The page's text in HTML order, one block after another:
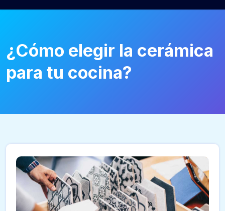
¿Cómo elegir la cerámica
para tu cocina?